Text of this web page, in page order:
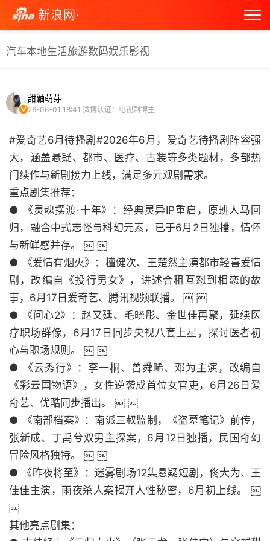
新浪网·
汽车本地生活旅游数码娱乐影视
甜鼬萌芽
26-06-01 18:41 微博认证：电视剧博主
#爱奇艺6月待播剧#2026年6月，爱奇艺待播剧阵容强
大，涵盖悬疑、都市、医疗、古装等多类题材，多部热
门续作与新剧接力上线，满足多元观剧需求。
重点剧集推荐：
● 《灵魂摆渡·十年》：经典灵异IP重启，原班人马回
归，融合中式志怪与科幻元素，已于6月2日独播，情怀
与新鲜感并存。 ￼ ￼
● 《爱情有烟火》：檀健次、王楚然主演都市轻喜爱情
剧，改编自《投行男女》，讲述合租互怼到相恋的故
事，6月17日爱奇艺、腾讯视频联播。 ￼ ￼
● 《问心2》：赵又廷、毛晓彤、金世佳再聚，延续医
疗职场群像，6月17日同步央视八套上星，探讨医者初
心与职场规则。 ￼ ￼
● 《云秀行》：李一桐、曾舜晞、邓为主演，改编自
《彩云国物语》，女性逆袭成首位女官吏，6月26日爱
奇艺、优酷同步播出。 ￼ ￼
● 《南部档案》：南派三叔监制，《盗墓笔记》前传，
张新成、丁禹兮双男主探案，6月12日独播，民国奇幻
冒险风格独特。 ￼ ￼
● 《昨夜将至》：迷雾剧场12集悬疑短剧，佟大为、王
佳佳主演，雨夜杀人案揭开人性秘密，6月初上线。 ￼
￼
其他亮点剧集：